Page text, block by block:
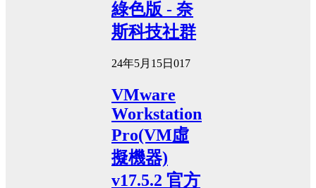
綠色版 - 奈
斯科技社群
24年5月15日 017
VMware
Workstation
Pro(VM虛
擬機器)
v17.5.2 官方